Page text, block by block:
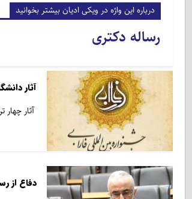
درباره این واژه در ویکی ادیان بیشتر بخوانید
رساله دکتری
آثار
آثار
دفاع از